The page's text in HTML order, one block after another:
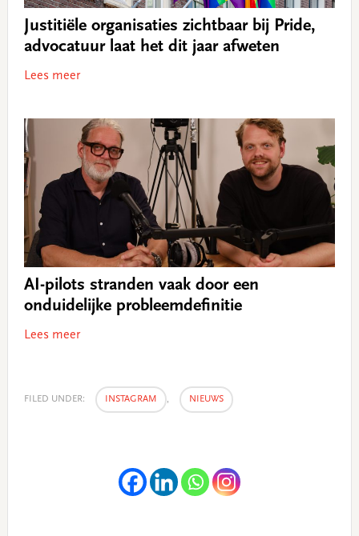
Justitiële organisaties zichtbaar bij Pride,
advocatuur laat het dit jaar afweten
Lees meer
AI-pilots stranden vaak door een
onduidelijke probleemdefinitie
Lees meer
FILED UNDER: INSTAGRAM , NIEUWS